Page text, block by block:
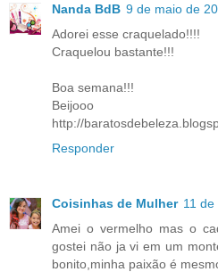
Nanda BdB 9 de maio de
Adorei esse craquelado!!!!
Craquelou bastante!!!
Boa semana!!!
Beijooo
http://
Responder
Coisinhas de Mulher 11
Amei o vermelho mas o
gostei não ja vi em um
bonito,minha paixão é